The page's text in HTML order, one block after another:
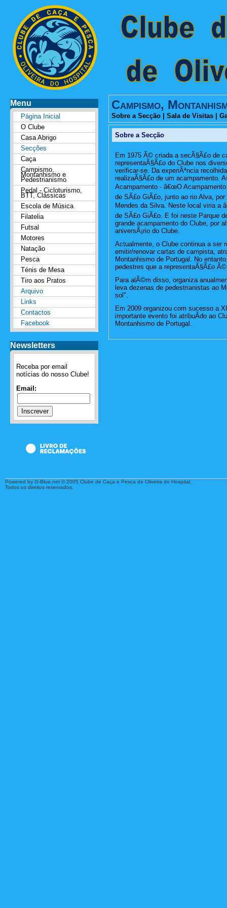
Menu
Página Inicial
O Clube
Casa Abrigo
Secções
Caça
Campismo,
Montanhismo e
Pedestrianismo
Pedal - Cicloturismo,
BTT, Clássicas
Escola de Música
Filatelia
Futsal
Motores
Natação
Pesca
Ténis de Mesa
Tiro aos Pratos
Arquivo
Links
Contactos
Facebook
Newsletters
Receba por email
notícias do nosso Clube!
Email:
Campismo,
Sobre a Secção Sala de Visitas
Sobre a Secção
Em 1975 Ã© criada a secÃ§Ã£o de
representaÃ§Ã£o do Clube nos
verificar-se. Da experiÃªncia
realizaÃ§Ã£o de um acampamento.
Acampamento - â€œO
de SÃ£o GiÃ£o, junto ao rio Alva,
Mendes da Silva. Neste local viria a
de SÃ£o GiÃ£o. E foi neste Parque
grande acampamento do Clube, por
aniversÃ¡rio do Clube.
Actualmente, o Clube continua a ser
emitir/renovar cartas de campista,
Montanhismo de Portugal. No
pedestres que a representaÃ§Ã£o
Para alÃ©m disso, organiza
leva dezenas de pedestrianistas ao
sol".
Em 2009 organizou com sucesso a
importante evento foi atribuÃ­do ao
Montanhismo de Portugal.
Powered by G-Blue.net © 2005 Clube de Caça e Pesca de Oliveira do Hospital.
Todos os direitos reservados.